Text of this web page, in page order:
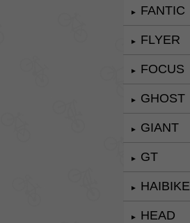
► FANTIC
► FLYER
► FOCUS
► GHOST
► GIANT
► GT
► HAIBIKE
► HEAD